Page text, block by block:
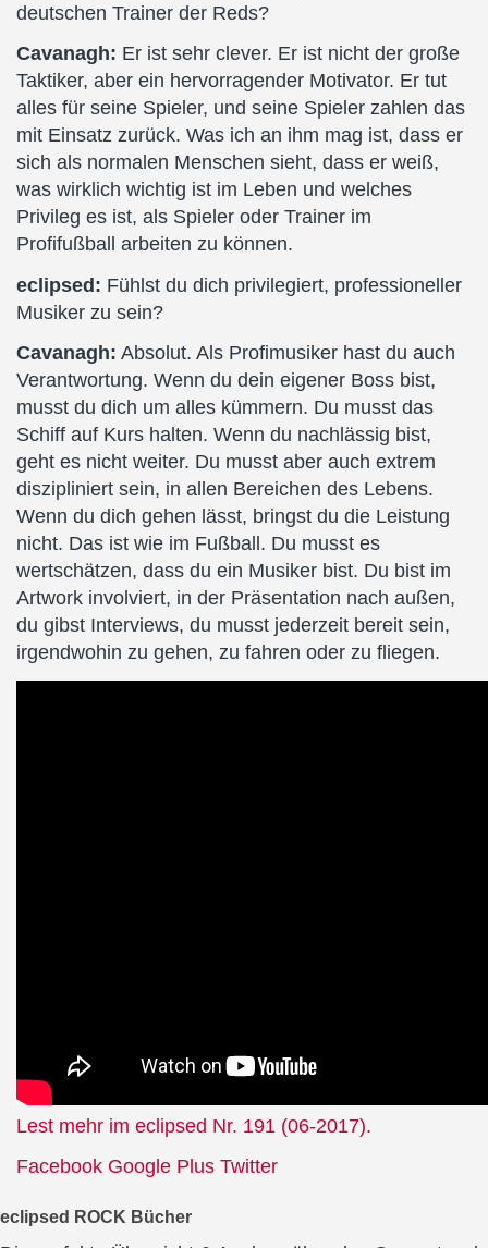
deutschen Trainer der Reds?
Cavanagh: Er ist sehr clever. Er ist nicht der große
Taktiker, aber ein hervorragender Motivator. Er tut
alles für seine Spieler, und seine Spieler zahlen das
mit Einsatz zurück. Was ich an ihm mag ist, dass er
sich als normalen Menschen sieht, dass er weiß,
was wirklich wichtig ist im Leben und welches
Privileg es ist, als Spieler oder Trainer im
Profifußball arbeiten zu können.
eclipsed: Fühlst du dich privilegiert, professioneller
Musiker zu sein?
Cavanagh: Absolut. Als Profimusiker hast du auch
Verantwortung. Wenn du dein eigener Boss bist,
musst du dich um alles kümmern. Du musst das
Schiff auf Kurs halten. Wenn du nachlässig bist,
geht es nicht weiter. Du musst aber auch extrem
diszipliniert sein, in allen Bereichen des Lebens.
Wenn du dich gehen lässt, bringst du die Leistung
nicht. Das ist wie im Fußball. Du musst es
wertschätzen, dass du ein Musiker bist. Du bist im
Artwork involviert, in der Präsentation nach außen,
du gibst Interviews, du musst jederzeit bereit sein,
irgendwohin zu gehen, zu fahren oder zu fliegen.
Lest mehr im eclipsed Nr. 191 (06-2017).
Facebook Google Plus Twitter
eclipsed ROCK Bücher